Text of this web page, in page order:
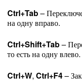
Ctrl+Tab–
на одну вправо.
Ctrl+Shift+Tab–
то есть на одну влево.
Ctrl+W, Ctrl+F4–